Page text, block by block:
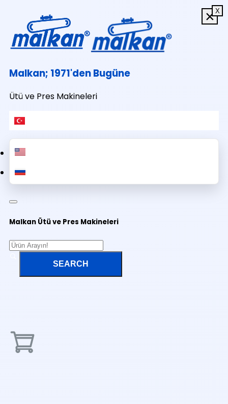
Malkan; 1971'den Bugüne
Ütü ve Pres Makineleri
Malkan Ütü ve Pres Makineleri
×
×
×X